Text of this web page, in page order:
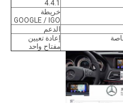
4.4.1
خريطة
GOOGLE / IGO
الدعم
إعادة تعيين
مفتاح واحد